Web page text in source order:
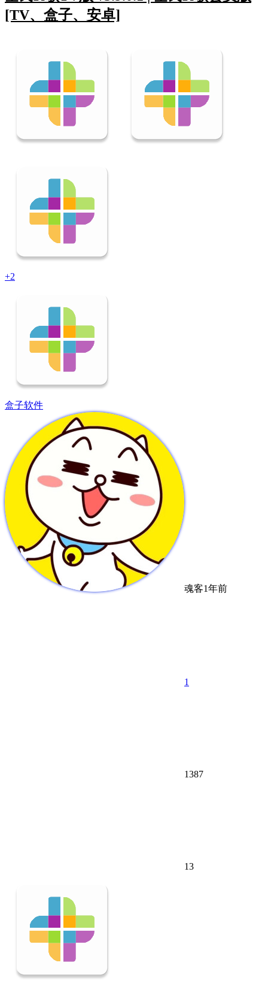
[TV、盒子、安卓]
+2
盒子软件
魂客1年前
1
1387
13